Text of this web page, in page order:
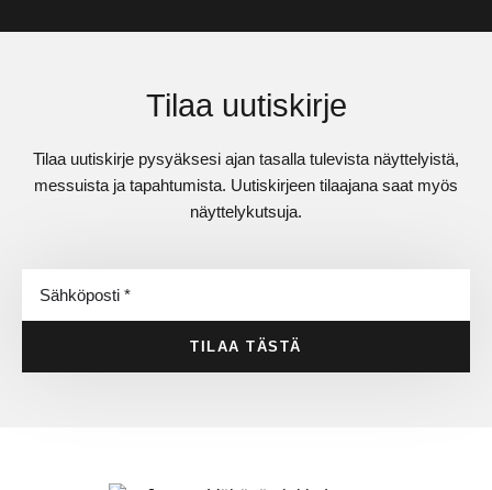
Tilaa uutiskirje
Tilaa uutiskirje pysyäksesi ajan tasalla tulevista näyttelyistä,
messuista ja tapahtumista. Uutiskirjeen tilaajana saat myös
näyttelykutsuja.
TILAA TÄSTÄ